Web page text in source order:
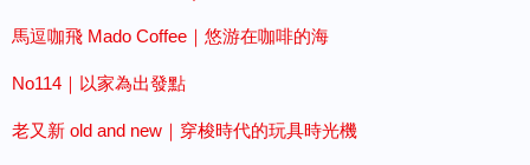
馬逗咖飛 Mado Coffee｜悠游在咖啡的海
No114｜以家為出發點
老又新 old and new｜穿梭時代的玩具時光機